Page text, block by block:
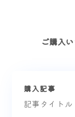
ご購入
購入記事
記事タイトル